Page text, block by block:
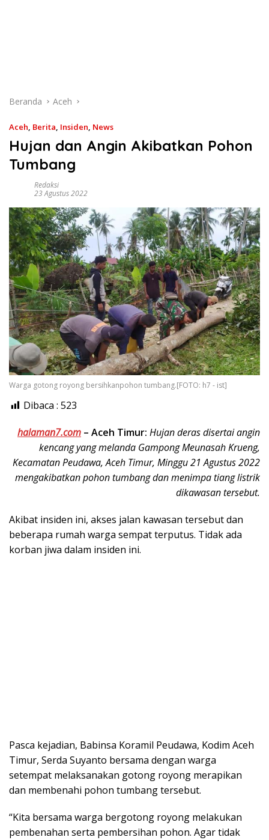
Beranda Aceh
Aceh, Berita, Insiden, News
Hujan dan Angin Akibatkan Pohon
Tumbang
Redaksi
23 Agustus 2022
Warga gotong royong bersihkanpohon tumbang.[FOTO: h7 - ist]
Dibaca : 523
halaman7.com – Aceh Timur: Hujan deras disertai angin
kencang yang melanda Gampong Meunasah Krueng,
Kecamatan Peudawa, Aceh Timur, Minggu 21 Agustus 2022
mengakibatkan pohon tumbang dan menimpa tiang listrik
dikawasan tersebut.
Akibat insiden ini, akses jalan kawasan tersebut dan
beberapa rumah warga sempat terputus. Tidak ada
korban jiwa dalam insiden ini.
Pasca kejadian, Babinsa Koramil Peudawa, Kodim Aceh
Timur, Serda Suyanto bersama dengan warga
setempat melaksanakan gotong royong merapikan
dan membenahi pohon tumbang tersebut.
“Kita bersama warga bergotong royong melakukan
pembenahan serta pembersihan pohon. Agar tidak